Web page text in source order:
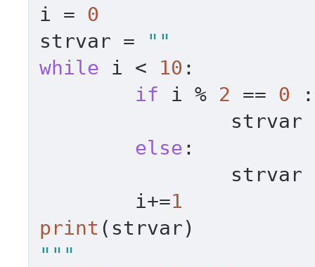
i = 0
strvar =
""
while i < 10 :
if i % 2 == 0 :
else :
	i+=
1
print
"""